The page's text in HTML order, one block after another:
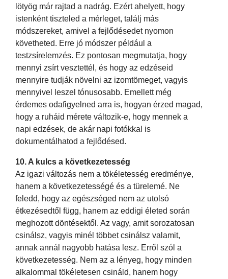
lötyög már rajtad a nadrág. Ezért ahelyett, hogy
istenként tiszteled a mérleget, találj más
módszereket, amivel a fejlődésedet nyomon
követheted. Erre jó módszer például a
testzsírelemzés. Ez pontosan megmutatja, hogy
mennyi zsírt vesztettél, és hogy az edzéseid
mennyire tudják növelni az izomtömeget, vagyis
mennyivel leszel tónusosabb. Emellett még
érdemes odafigyelned arra is, hogyan érzed magad,
hogy a ruháid mérete változik-e, hogy mennek a
napi edzések, de akár napi fotókkal is
dokumentálhatod a fejlődésed.
10. A kulcs a következetesség
Az igazi változás nem a tökéletesség eredménye,
hanem a következetességé és a türelemé. Ne
feledd, hogy az egészséged nem az utolsó
étkezésedtől függ, hanem az eddigi életed során
meghozott döntésektől. Az vagy, amit sorozatosan
csinálsz, vagyis minél többet csinálsz valamit,
annak annál nagyobb hatása lesz. Erről szól a
következetesség. Nem az a lényeg, hogy minden
alkalommal tökéletesen csináld, hanem hogy